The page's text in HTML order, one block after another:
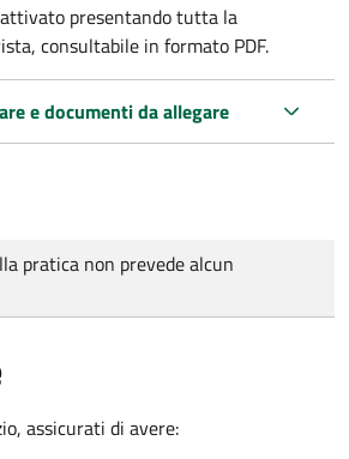
presentando tutta la
consultabile in formato PDF.
e documenti da allegare
pratica non prevede alcun
assicurati di avere: